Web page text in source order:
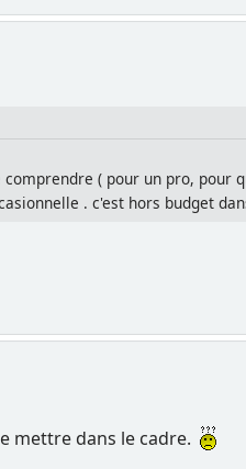
( pour un pro,
. c'est hors budget
mettre dans le cadre.